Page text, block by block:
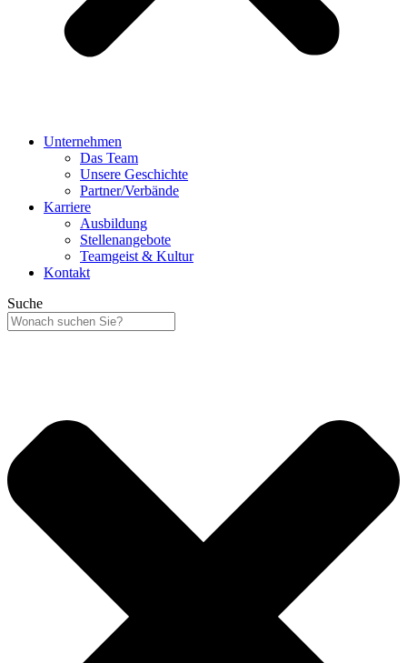
Unternehmen
Das Team
Unsere Geschichte
Partner/Verbände
Karriere
Ausbildung
Stellenangebote
Teamgeist & Kultur
Kontakt
Suche